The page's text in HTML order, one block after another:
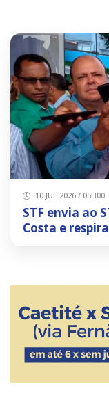
10 JUL 2026 / 05H00
STF envia ao
Costa e